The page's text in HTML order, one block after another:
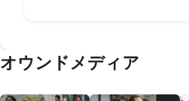
2019年2月
2019年1月
オウンドメディア